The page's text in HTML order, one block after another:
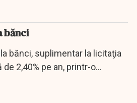
bănci
bănci, suplimentar la licitaţia
2,40% pe an, printr-o